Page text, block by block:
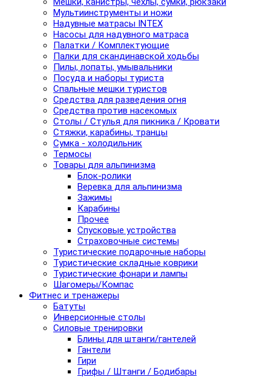
Мультиинструменты и ножи
Надувные матрасы INTEX
Насосы для надувного матраса
Палатки / Комплектующие
Палки для скандинавской ходьбы
Пилы, лопаты, умывальники
Посуда и наборы туриста
Спальные мешки туристов
Средства для разведения огня
Средства против насекомых
Столы / Стулья для пикника / Кровати
Стяжки, карабины, транцы
Сумка - холодильник
Термосы
Товары для альпинизма
Блок-ролики
Веревка для альпинизма
Зажимы
Карабины
Прочее
Спусковые устройства
Страховочные системы
Туристические подарочные наборы
Туристические складные коврики
Туристические фонари и лампы
Шагомеры/Компас
Фитнес и тренажеры
Батуты
Инверсионные столы
Силовые тренировки
Блины для штанги/гантелей
Гантели
Гири
Грифы / Штанги / Бодибары